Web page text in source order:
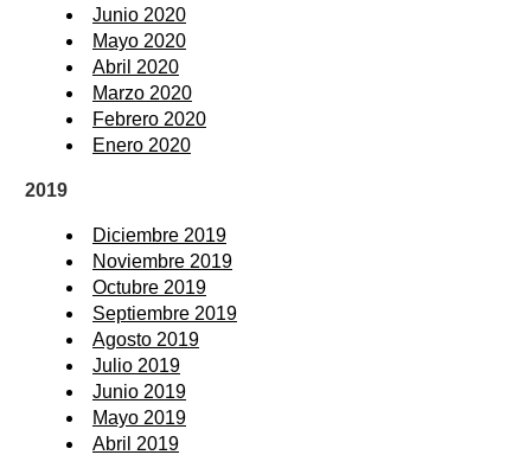
Junio 2020
Mayo 2020
Abril 2020
Marzo 2020
Febrero 2020
Enero 2020
2019
Diciembre 2019
Noviembre 2019
Octubre 2019
Septiembre 2019
Agosto 2019
Julio 2019
Junio 2019
Mayo 2019
Abril 2019